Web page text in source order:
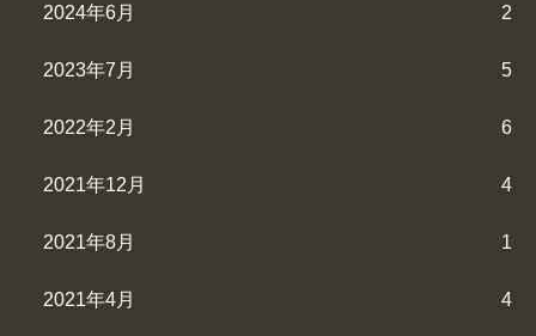
2024年6月 2
2023年7月 5
2022年2月 6
2021年12月 4
2021年8月 1
2021年4月 4